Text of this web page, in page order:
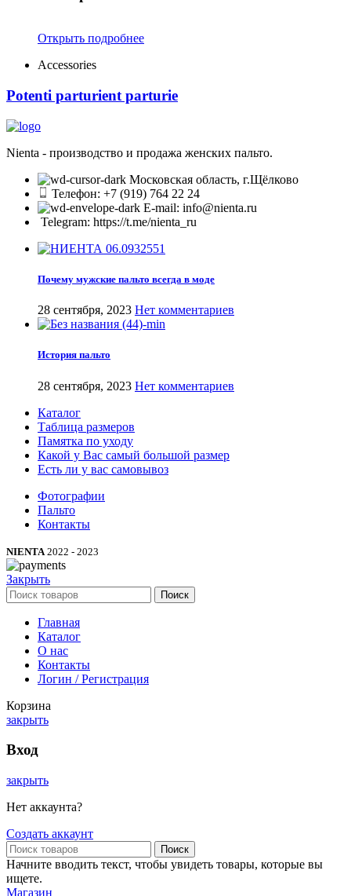
Открыть подробнее
Accessories
Potenti parturient parturie
Nienta - производство и продажа женских пальто.
Московская область, г.Щёлково
Телефон: +7 (919) 764 22 24
E-mail: info@nienta.ru
Telegram: https://t.me/nienta_ru
Почему мужские пальто всегда в моде
28 сентября, 2023 Нет комментариев
История пальто
28 сентября, 2023 Нет комментариев
Каталог
Таблица размеров
Памятка по уходу
Какой у Вас самый большой размер
Есть ли у вас самовывоз
Фотографии
Пальто
Контакты
NIENTA 2022 - 2023
Закрыть
Поиск
Главная
Каталог
О нас
Контакты
Логин / Регистрация
Корзина
закрыть
Вход
закрыть
Нет аккаунта?
Создать аккаунт
Поиск
Начните вводить текст, чтобы увидеть товары, которые вы
ищете.
Магазин